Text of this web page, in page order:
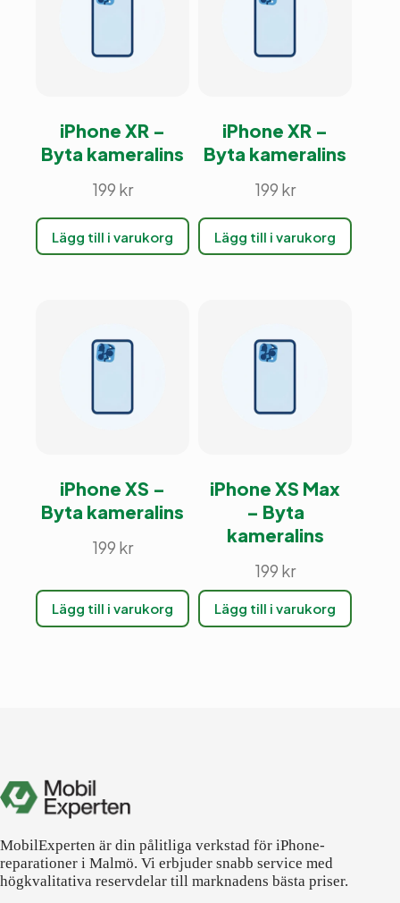
iPhone XR –
Byta kameralins
199 kr
Lägg till i varukorg
iPhone XR –
Byta kameralins
199 kr
Lägg till i varukorg
iPhone XS –
Byta kameralins
199 kr
Lägg till i varukorg
iPhone XS Max
– Byta
kameralins
199 kr
Lägg till i varukorg
MobilExperten är din pålitliga verkstad för iPhone-
reparationer i Malmö. Vi erbjuder snabb service med
högkvalitativa reservdelar till marknadens bästa priser.